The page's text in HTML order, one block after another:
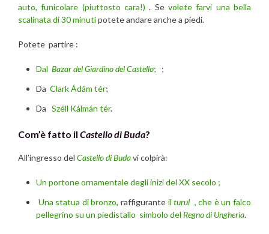
auto, funicolare (piuttosto cara!) . Se volete farvi una bella
scalinata di 30 minutipotete andare anche a piedi.
Potete partire :
Dal Bazar del Giardino del Castello;
;
Da Clark Ádám tér;
Da Széll Kálmán tér.
Com’è fatto il Castello di Buda?
All’ingresso del Castello di Budavi colpirà:
Un portone ornamentale degli inizi del XX secolo ;
Una statua di bronzo, raffigurante ilturul , che è un falco
pellegrino su un piedistallo simbolo del Regno di Ungheria.